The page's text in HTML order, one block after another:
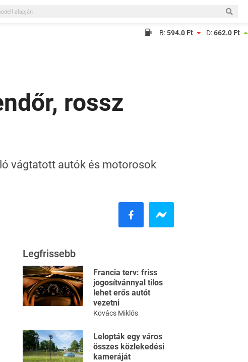
B:594.0 Ft D:662.0 Ft
rossz
vágtatott autók és motorosok
Legfrissebb
Francia terv: friss
jogosítvánnyal tilos
lehet erős autót
vezetni
Kovács Miklós
Lelopták egy város
összes közlekedési
kameráját